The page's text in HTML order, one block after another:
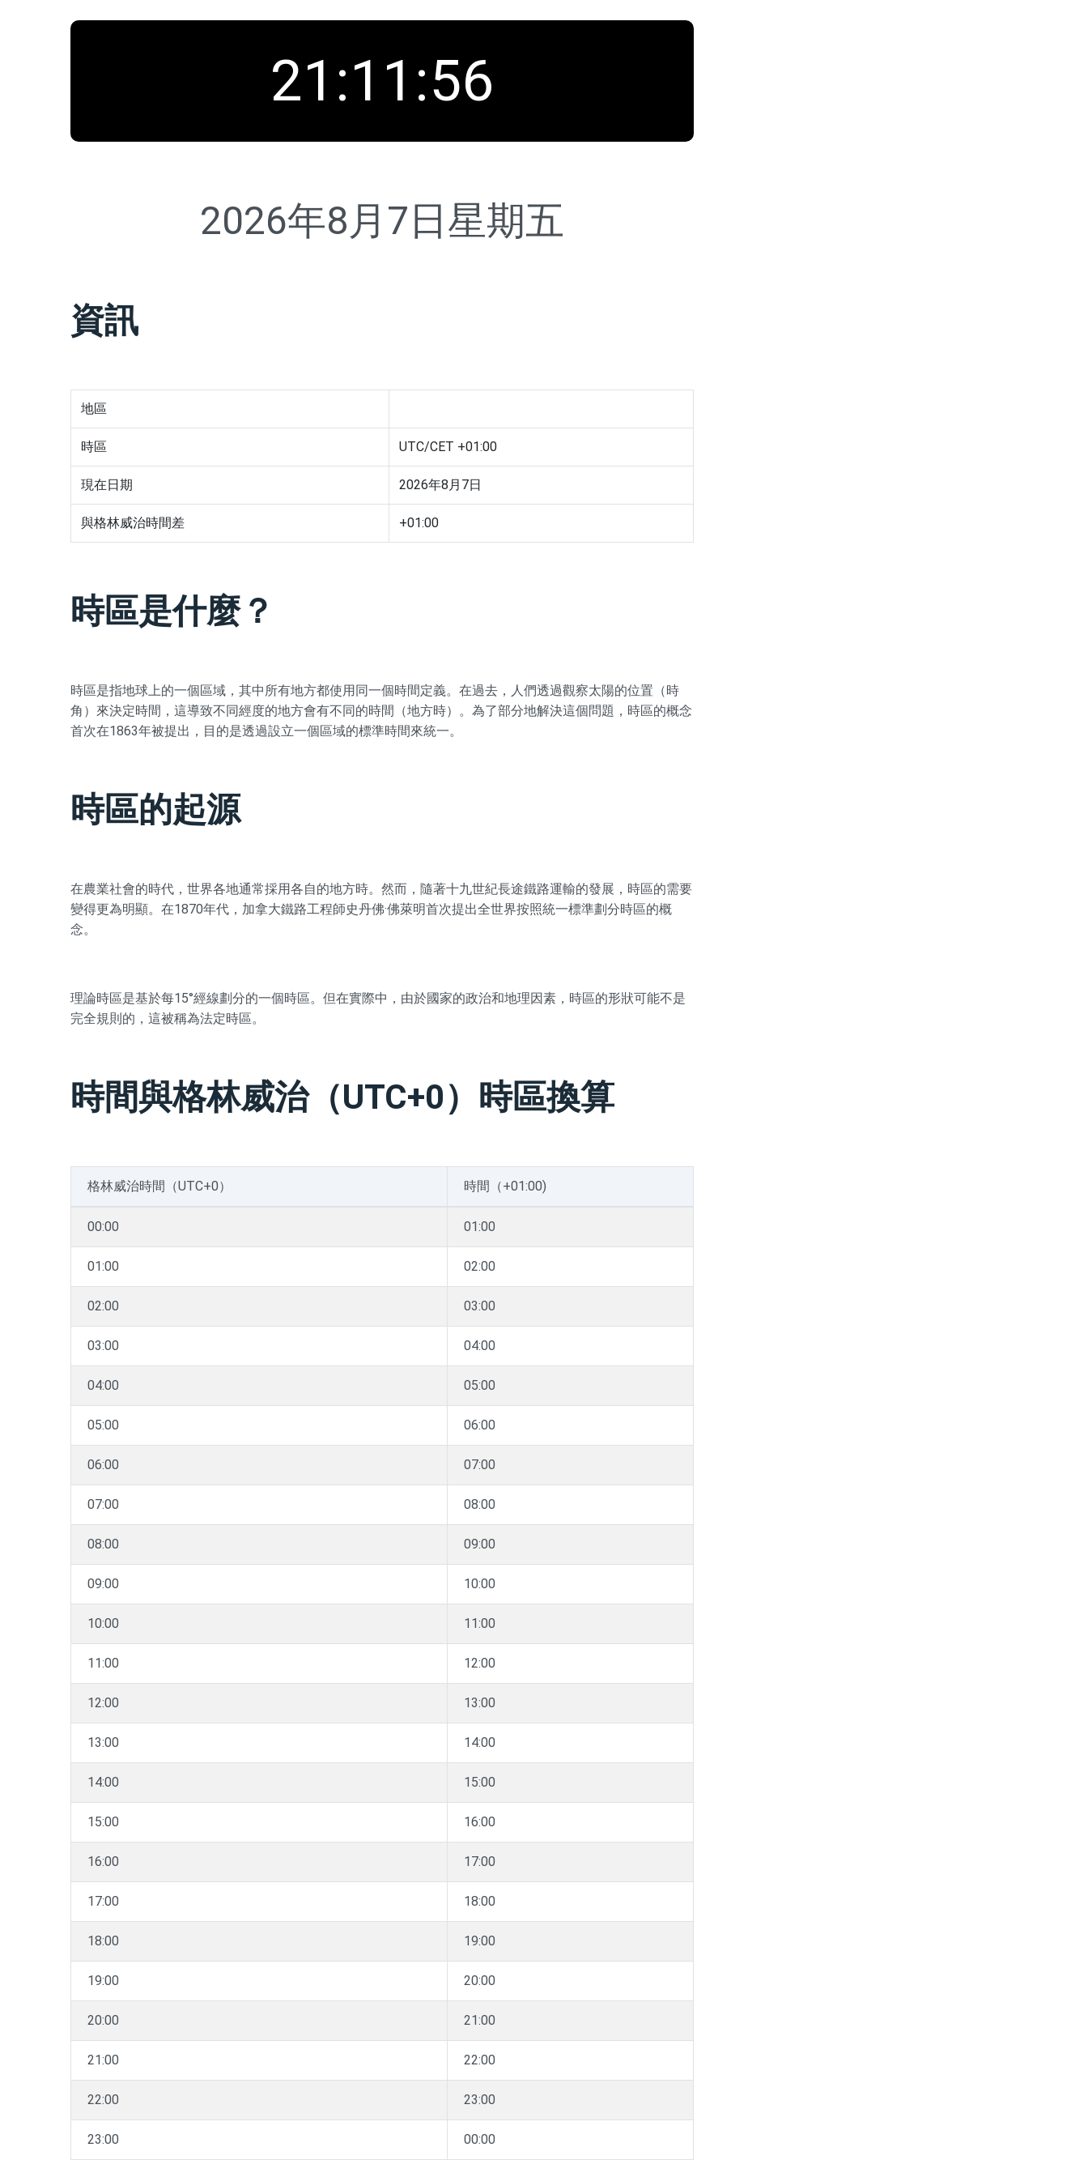
21 :11 :57
2026年8月7日星期五
資訊
地區
時區 UTC/CET +01:00
現在日期 2026年8月7日
與格林威治時間差 +01:00
時區是什麼？
時區是指地球上的一個區域，其中所有地方都使用同一個時間定義。在過去，人們透過觀察太陽的位置（時
角）來決定時間，這導致不同經度的地方會有不同的時間（地方時）。為了部分地解決這個問題，時區的概念
首次在1863年被提出，目的是透過設立一個區域的標準時間來統一。
時區的起源
在農業社會的時代，世界各地通常採用各自的地方時。然而，隨著十九世紀長途鐵路運輸的發展，時區的需要
變得更為明顯。在1870年代，加拿大鐵路工程師史丹佛·佛萊明首次提出全世界按照統一標準劃分時區的概
念。
理論時區是基於每15°經線劃分的一個時區。但在實際中，由於國家的政治和地理因素，時區的形狀可能不是
完全規則的，這被稱為法定時區。
時間與格林威治（UTC+0）時區換算
格林威治時間（UTC+0） 時間（+01:00)
00:00 01:00
01:00 02:00
02:00 03:00
03:00 04:00
04:00 05:00
05:00 06:00
06:00 07:00
07:00 08:00
08:00 09:00
09:00 10:00
10:00 11:00
11:00 12:00
12:00 13:00
13:00 14:00
14:00 15:00
15:00 16:00
16:00 17:00
17:00 18:00
18:00 19:00
19:00 20:00
20:00 21:00
21:00 22:00
22:00 23:00
23:00 00:00